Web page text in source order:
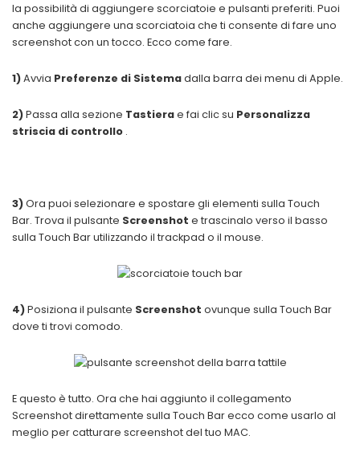
la possibilità di aggiungere scorciatoie e pulsanti preferiti. Puoi
anche aggiungere una scorciatoia che ti consente di fare uno
screenshot con un tocco. Ecco come fare.
1)Avvia Preferenze di Sistemadalla barra dei menu di Apple.
2)Passa alla sezione Tastierae fai clic su Personalizza
striscia di controllo .
3)Ora puoi selezionare e spostare gli elementi sulla Touch
Bar. Trova il pulsante Screenshot e trascinalo verso il basso
sulla Touch Bar utilizzando il trackpad o il mouse.
4)Posiziona il pulsante Screenshot ovunque sulla Touch Bar
dove ti trovi comodo.
E questo è tutto. Ora che hai aggiunto il collegamento
Screenshot direttamente sulla Touch Bar ecco come usarlo al
meglio per catturare screenshot del tuo MAC.